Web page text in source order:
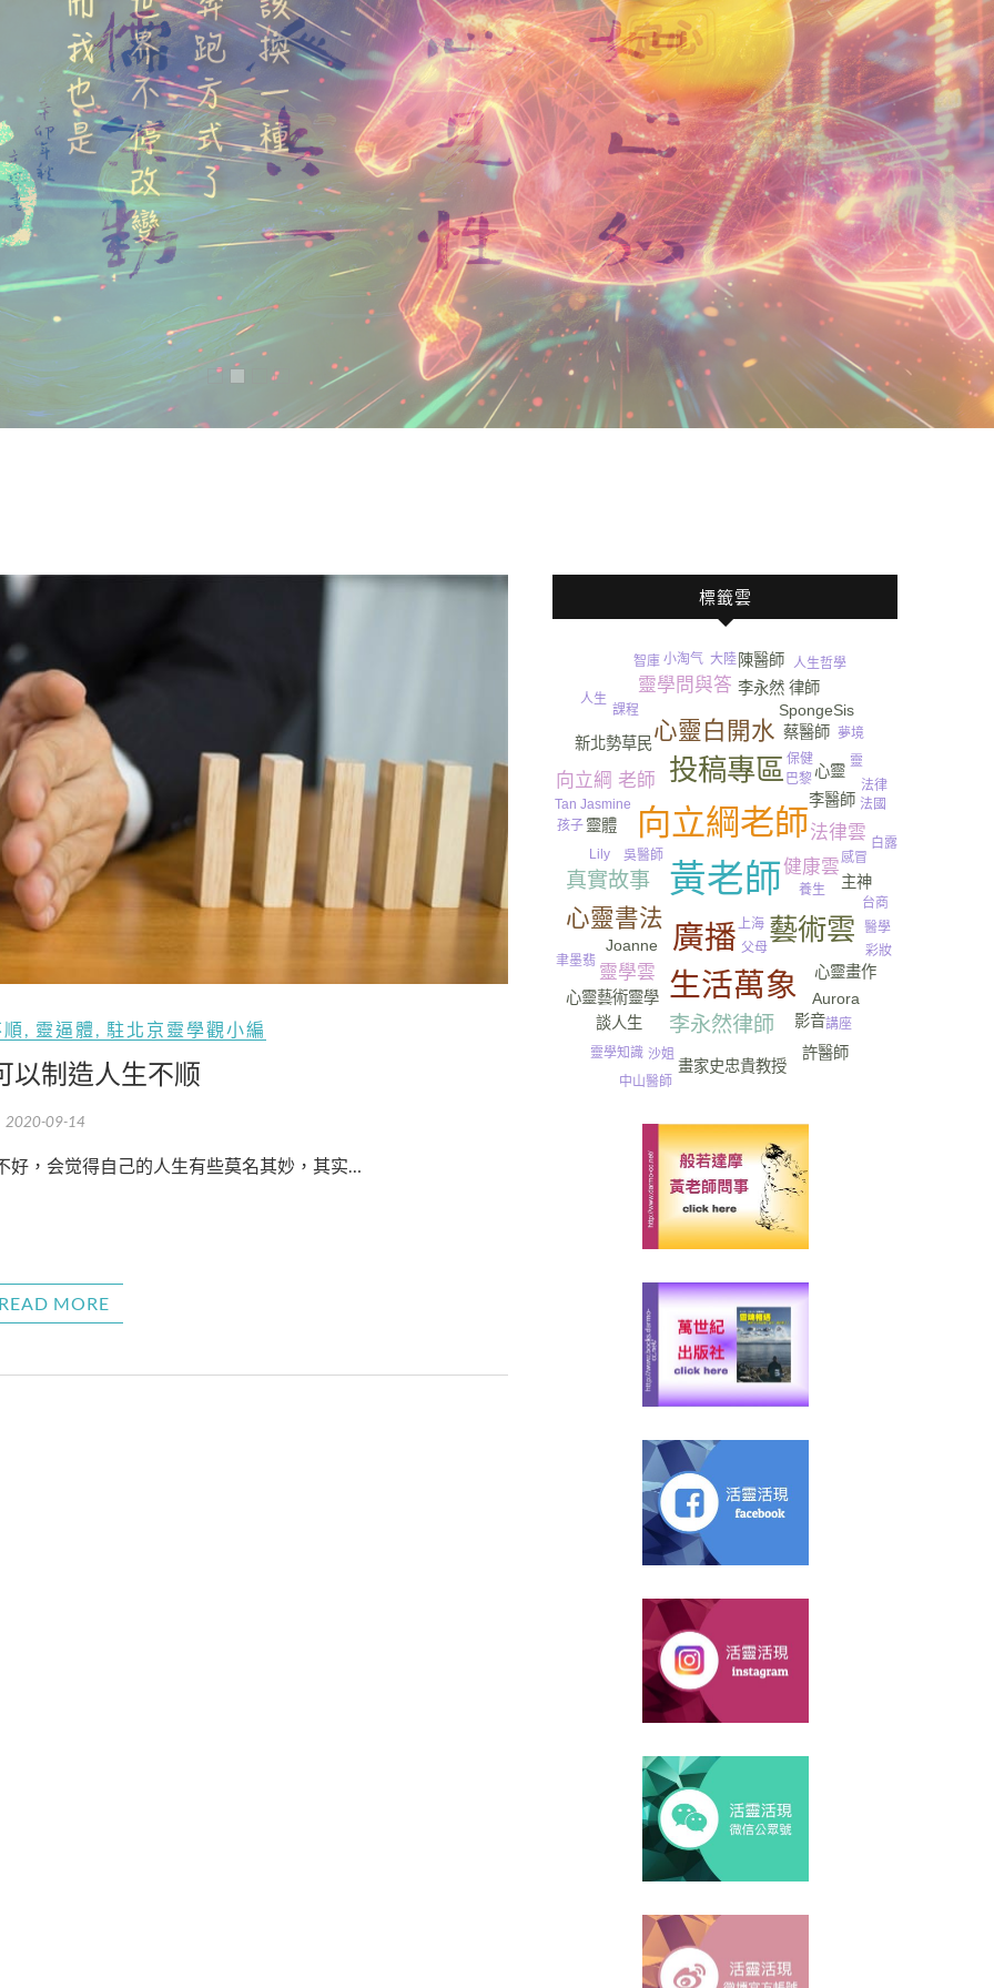
, 靈逼體 , 駐北京靈學觀小編
以制造人生不顺
2020-09-14
好，会觉得自己的人生有些莫名其妙，其实…
MORE
標籤雲
黃老師
向立綱老師
廣播
生活萬象
投稿專區
藝術雲
心靈白開水
心靈書法
李永然律師
真實故事
健康雲
靈學問與答
靈學雲
向立綱 老師
法律雲
心靈
李醫師
靈體
畫家史忠貴教授
Joanne
新北勢草民
靈學
蔡醫師
心靈畫作
SpongeSis
主神
李永然 律師
影音
談人生
Aurora
陳醫師
許醫師
心靈藝術
養生
Tan Jasmine
保健
上海
Lily
白露
沙姐
醫學
聿墨翡
講座
法律
吳醫師
夢境
小淘气
父母
課程
靈學知識
大陸
孩子
彩妝
中山醫師
智庫
法國
靈
人生哲學
感冒
巴黎
人生
台商